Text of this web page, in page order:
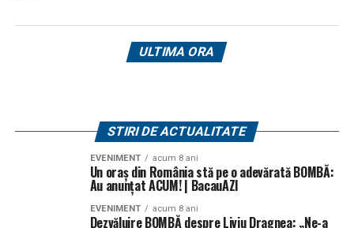
ULTIMA ORA
STIRI DE ACTUALITATE
EVENIMENT acum 8 ani
Un oraș din România stă pe o adevărată BOMBĂ:
Au anunțat ACUM! | BacauAZI
EVENIMENT acum 8 ani
Dezvăluire BOMBĂ despre Liviu Dragnea: „Ne-a